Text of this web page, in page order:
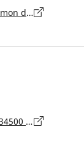
Pae Mercorent 253 Rue Pierre Simon de la Place, 34500 BEZIERS
60 Avenue Camille Saint Saens, 34500 BÉZIERS